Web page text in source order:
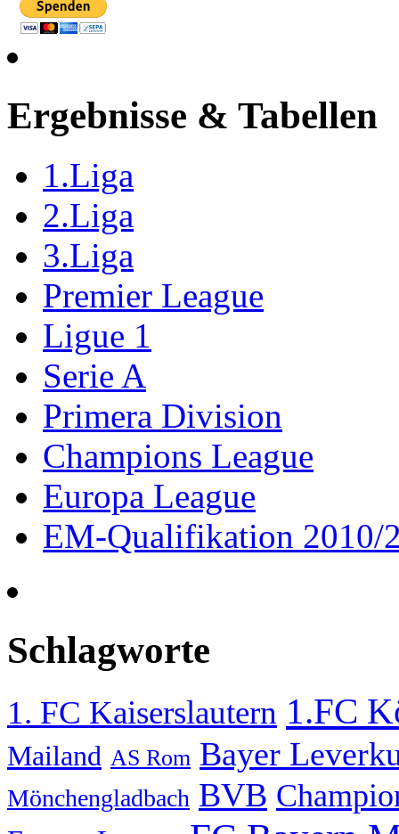
Ergebnisse & Tabellen
1.Liga
2.Liga
3.Liga
Premier League
Ligue 1
Serie A
Primera Division
Champions League
Europa League
EM-Qualifikation 2010/
Schlagworte
1. FC Kaiserslautern 1.FC
Mailand AS Rom Bayer
Mönchengladbach BVB